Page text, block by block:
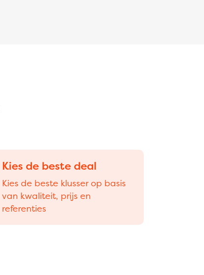
Kies de beste deal
Kies de beste klusser op basis
van kwaliteit, prijs en
referenties